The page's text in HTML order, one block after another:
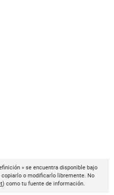
» se encuentra disponible bajo
copiarlo o modificarlo libremente. No
) como tu fuente de información.